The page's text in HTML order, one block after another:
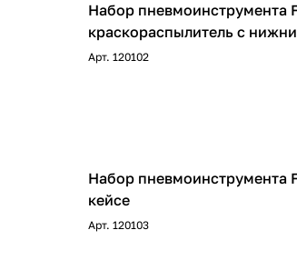
Набор пневмоинструмента
краскораспылитель с
Арт. 120102
Набор пневмоинструмента
кейсе
Арт. 120103